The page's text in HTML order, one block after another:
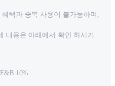
택과 중복 사용이 불가능하며,
내용은 아래에서 확인 하시기
10%